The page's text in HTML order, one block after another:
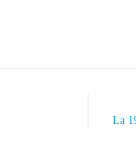
La